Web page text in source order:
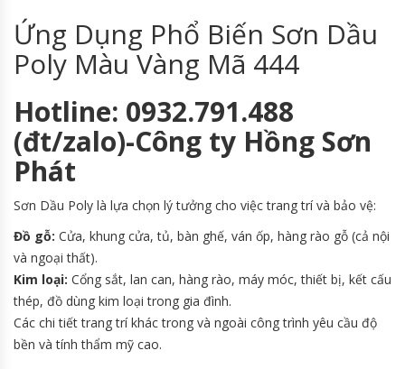
Ứng Dụng Phổ Biến Sơn Dầu
Poly Màu Vàng Mã 444
Hotline: 0932.791.488
(đt/zalo)-Công ty Hồng Sơn
Phát
Sơn Dầu Poly là lựa chọn lý tưởng cho việc trang trí và bảo vệ:
Đồ gỗ: Cửa, khung cửa, tủ, bàn ghế, ván ốp, hàng rào gỗ (cả nội
và ngoại thất).
Kim loại: Cổng sắt, lan can, hàng rào, máy móc, thiết bị, kết cấu
thép, đồ dùng kim loại trong gia đình.
Các chi tiết trang trí khác trong và ngoài công trình yêu cầu độ
bền và tính thẩm mỹ cao.